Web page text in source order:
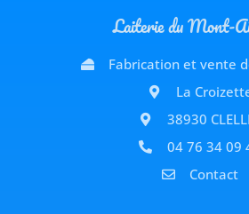
Laiterie du Mont-
Fabrication et vente
La
38930
04 76 34 09
Contact